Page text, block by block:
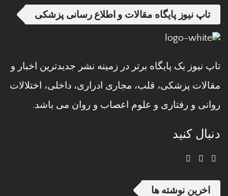
تاپ نیوز پایگاه مقالات و اطلاع رسانی پزشکی
تاپ نیوز یک پایگاه برتر در زمینه نشر جدیدترین اخبار و
مقالات پزشکی، قلب، مجاری ادراری، داخلی، اختلالات
روانی و رفتاری و علوم اعصاب و روان می باشد.
دنبال کنید
اخرین نوشته ها